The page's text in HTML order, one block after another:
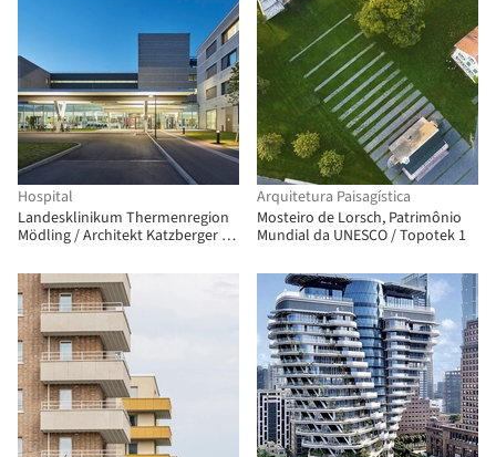
Hospital
Landesklinikum Thermenregion
Mödling / Architekt Katzberger +
Arquitetura Paisagística
Mosteiro de Lorsch, Patrimônio
Mundial da UNESCO / Topotek 1